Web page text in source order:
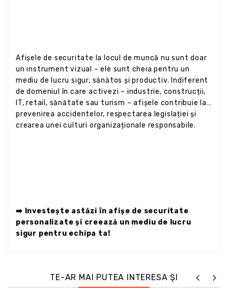
Afișele de securitate la locul de muncă nu sunt doar
un instrument vizual – ele sunt cheia pentru un
mediu de lucru sigur, sănătos și productiv. Indiferent
de domeniul în care activezi – industrie, construcții,
IT, retail, sănătate sau turism – afișele contribuie la
prevenirea accidentelor, respectarea legislației și
crearea unei culturi organizaționale responsabile.
➡️ Investește astăzi în afișe de securitate
personalizate și creează un mediu de lucru
sigur pentru echipa ta!
TE-AR MAI PUTEA INTERESA ȘI